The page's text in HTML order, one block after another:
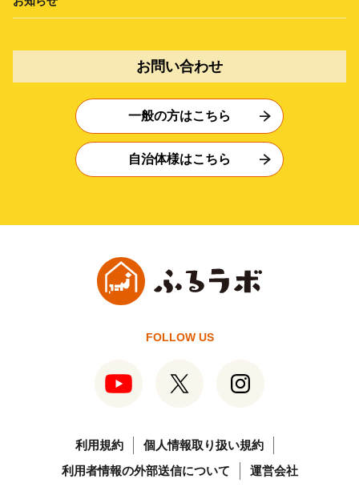
お問い合わせ
一般の方はこちら
自治体様はこちら
FOLLOW US
利用規約
個人情報取り扱い規約
利用者情報の外部送信について
運営会社